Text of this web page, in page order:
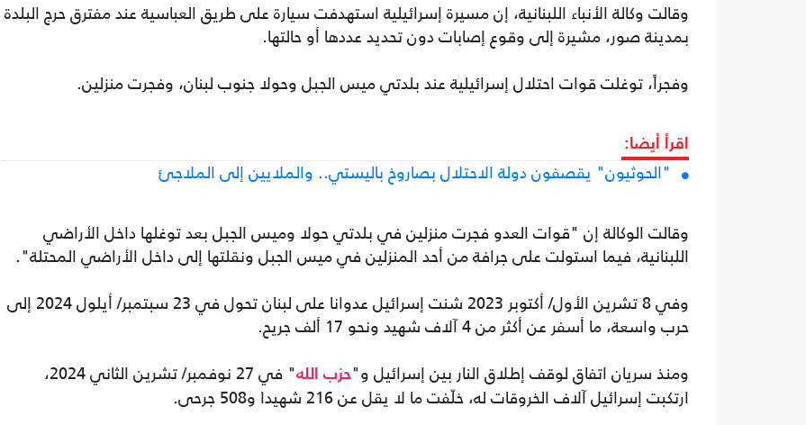
وقالت وكالة الأنباء اللبنانية، إن مسيرة إسرائيلية استهدفت سيارة على طريق العباسية عند مفترق حرج البلدة
بمدينة صور، مشيرة إلى وقوع إصابات دون تحديد عددها أو حالتها.
وفجراً، توغلت قوات احتلال إسرائيلية عند بلدتي ميس الجبل وحولا جنوب لبنان، وفجرت منزلين.
اقرأ أيضا:
"الحوثيون" يقصفون دولة الاحتلال بصاروخ باليستي.. والملايين إلى الملاجئ
وقالت الوكالة إن "قوات العدو فجرت منزلين في بلدتي حولا وميس الجبل بعد توغلها داخل الأراضي
اللبنانية، فيما استولت على جرافة من أحد المنزلين في ميس الجبل ونقلتها إلى داخل الأراضي المحتلة".
وفي 8 تشرين الأول/ أكتوبر 2023 شنت إسرائيل عدوانا على لبنان تحول في 23 سبتمبر/ أيلول 2024 إلى
حرب واسعة، ما أسفر عن أكثر من 4 آلاف شهيد ونحو 17 ألف جريح.
ومنذ سريان اتفاق لوقف إطلاق النار بين إسرائيل و"حزب الله
" في 27 نوفمبر/ تشرين الثاني 2024،
ارتكبت إسرائيل آلاف الخروقات له، خلّفت ما لا يقل عن 216 شهيدا و508 جرحى.